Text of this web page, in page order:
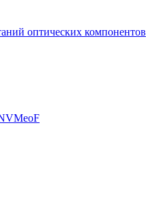
оптических компонентов